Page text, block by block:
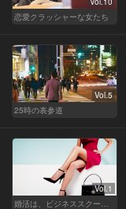
恋愛クラッシャーな女たち
Vol.5
25時の表参道
Vol.1